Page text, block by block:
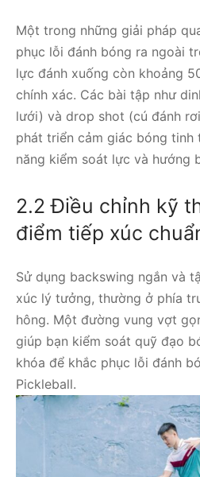
Một trong những giải pháp
phục lỗi đánh bóng ra ngoài
lực đánh xuống còn khoảng
chính xác. Các bài tập như
lưới) và drop shot (cú đánh
phát triển cảm giác bóng tinh
năng kiểm soát lực và hướng
2.2 Điều chỉnh kỹ
điểm tiếp xúc
Sử dụng backswing ngắn và
xúc lý tưởng, thường ở phía
hông. Một đường vung vợt
giúp bạn kiểm soát quỹ đạo
khóa để khắc phục lỗi đánh
Pickleball.